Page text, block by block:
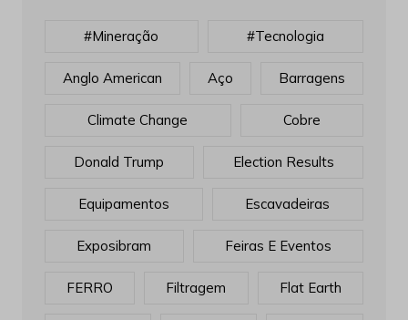
#mineração #tecnologia
Anglo American Aço Barragens
Climate Change Cobre
Donald Trump Election Results
Equipamentos Escavadeiras
Exposibram Feiras E Eventos
FERRO Filtragem Flat Earth